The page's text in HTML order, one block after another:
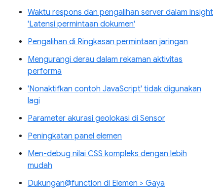
Waktu respons dan pengalihan server dalam insight
'Latensi permintaan dokumen'
Pengalihan di Ringkasan permintaan jaringan
Mengurangi derau dalam rekaman aktivitas
performa
'Nonaktifkan contoh JavaScript' tidak digunakan
lagi
Parameter akurasi geolokasi di Sensor
Peningkatan panel elemen
Men-debug nilai CSS kompleks dengan lebih
mudah
Dukungan@function di Elemen > Gaya